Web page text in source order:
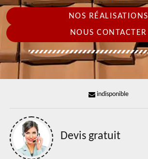
NOS RÉALISATIONS
NOUS CONTACTER
indisponible
Devis gratuit